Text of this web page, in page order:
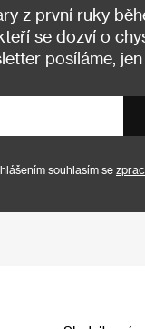
z první ruky
se dozví o
posíláme,
souhlasím se